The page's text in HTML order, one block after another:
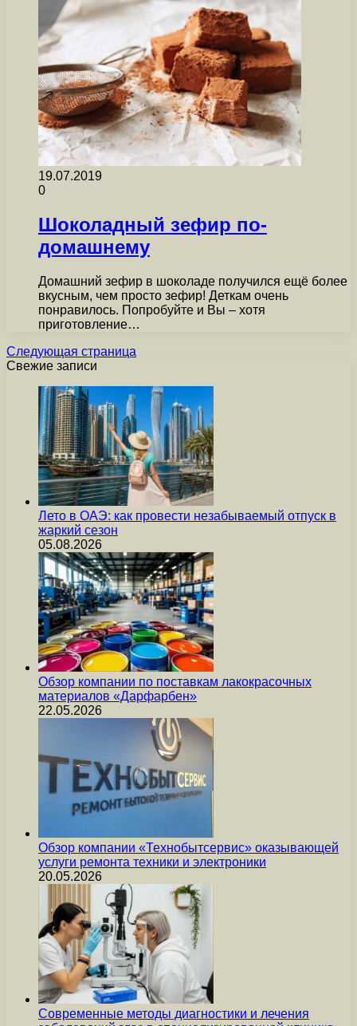
19.07.2019
0
Шоколадный зефир по-
домашнему
Домашний зефир в шоколаде получился ещё более
вкусным, чем просто зефир! Деткам очень
понравилось. Попробуйте и Вы – хотя
приготовление…
Следующая страница
Свежие записи
Лето в ОАЭ: как провести незабываемый отпуск в
жаркий сезон
05.08.2026
Обзор компании по поставкам лакокрасочных
материалов «Дарфарбен»
22.05.2026
Обзор компании «Технобытсервис» оказывающей
услуги ремонта техники и электроники
20.05.2026
Современные методы диагностики и лечения